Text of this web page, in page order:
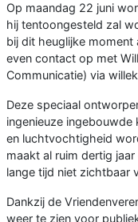
Op maandag 22 juni
hij tentoongesteld zal
bij dit heuglijke moment
even contact op met
Communicatie) via
Deze speciaal
ingenieuze
en luchtvochtigheid
maakt al ruim dertig
lange tijd niet zichtbaar
Dankzij de
weer te zien voor